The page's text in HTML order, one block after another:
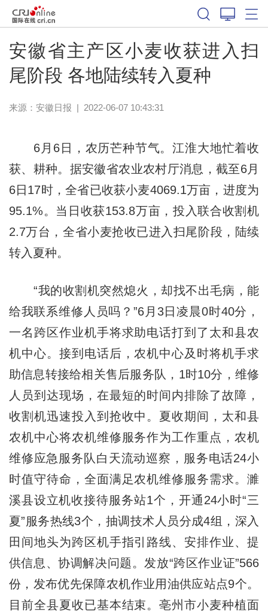
安徽省主产区小麦收获进入扫
尾阶段 各地陆续转入夏种
来源： 安徽日报 | 2022-06-07 10:43:31
6月6日，农历芒种节气。江淮大地忙着收
获、耕种。据安徽省农业农村厅消息，截至6月
6日17时，全省已收获小麦4069.1万亩，进度为
95.1%。当日收获153.8万亩，投入联合收割机
2.7万台，全省小麦抢收已进入扫尾阶段，陆续
转入夏种。
“我的收割机突然熄火，却找不出毛病，能
给我联系维修人员吗？”6月3日凌晨0时40分，
一名跨区作业机手将求助电话打到了太和县农
机中心。接到电话后，农机中心及时将机手求
助信息转接给相关售后服务队，1时10分，维修
人员到达现场，在最短的时间内排除了故障，
收割机迅速投入到抢收中。夏收期间，太和县
农机中心将农机维修服务作为工作重点，农机
维修应急服务队白天流动巡察，服务电话24小
时值守待命，全面满足农机维修服务需求。濉
溪县设立机收接待服务站1个，开通24小时“三
夏”服务热线3个，抽调技术人员分成4组，深入
田间地头为跨区机手指引路线、安排作业、提
供信息、协调解决问题。发放“跨区作业证”566
份，发布优先保障农机作业用油供应站点9个。
目前全县夏收已基本结束。亳州市小麦种植面